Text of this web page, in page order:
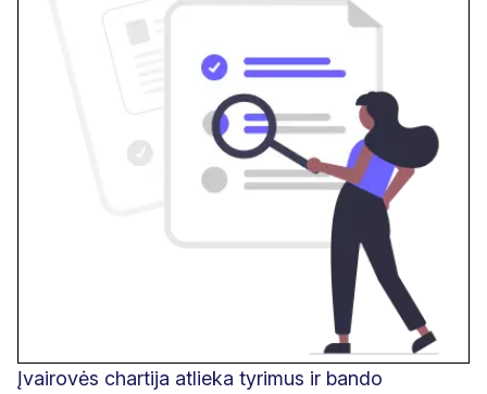
Įvairovės chartija atlieka tyrimus ir bando